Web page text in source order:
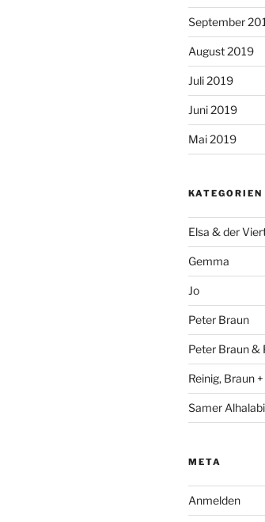
September
August 2019
Juli 2019
Juni 2019
Mai 2019
KATEGORIEN
Elsa & der
Gemma
Jo
Peter Braun
Peter Braun &
Reinig, Braun
Samer Alhalabi
META
Anmelden